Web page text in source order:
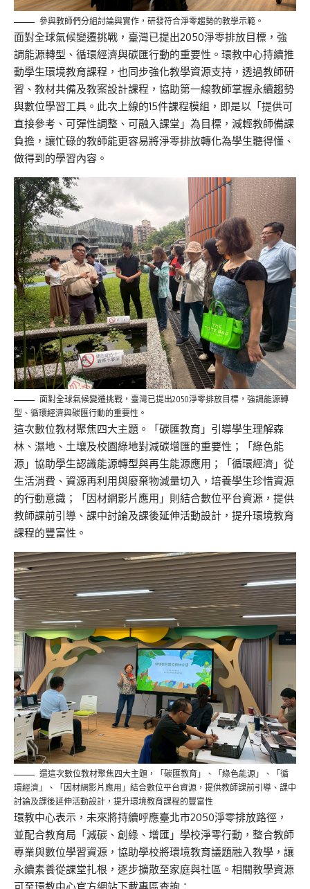
參與教師們分組討論與實作，研發符合淨零趨勢的教學示範。
面對全球氣候變遷挑戰，臺灣已提出2050淨零排放目標，強
調能源轉型、循環經濟與碳匯行動的重要性。環教中心持續推
動學生環境教育課程，也同步強化教學資源支持，透過教師研
習、教材共備及教案設計課程，協助第一線教師掌握永續趨勢
與數位學習工具。此次上線的15件課程模組，即是以「提供可
直接參考、可彈性調整、可融入課堂」為目標，減輕教師備課
負擔，讓忙碌的教師能更容易將淨零排放轉化為學生聽得懂、
做得到的學習內容。
面對全球氣候變遷挑戰，臺灣已提出2050淨零排放目標，強調能源轉
型、循環經濟與碳匯行動的重要性。
這次數位教材聚焦四大主題。「碳匯教育」引導學生理解森
林、濕地、土壤及校園綠地對減碳增匯的重要性；「綠色能
源」協助學生認識能源轉型與再生能源應用；「循環經濟」從
生活消費、資源再利用與廢棄物減量切入，培養學生珍惜資源
的行動意識；「因材網影片應用」則結合數位平台資源，提供
教師課前引導、課中討論及課後延伸活動設計，提升環境教育
課程的豐富性。
還這次數位教材聚焦四大主題，「碳匯教育」、「綠色能源」、「循
環經濟」、「因材網影片應用」結合數位平台資源，提供教師課前引導、課中
討論及課後延伸活動設計，提升環境教育課程的豐富性
環教中心表示，未來將持續呼應臺北市2050淨零排放路徑，
並配合教育局「減碳、創綠、增匯」學校淨零行動，整合教師
專業與數位學習資源，協助學校將環境教育議題融入教學，讓
永續素養從課堂扎根，逐步擴散至家庭與社區。相關教學資源